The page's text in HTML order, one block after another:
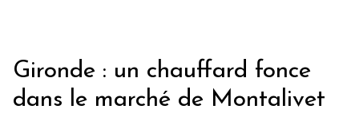
Gironde : un chauffard fonce
dans le marché de Montalivet